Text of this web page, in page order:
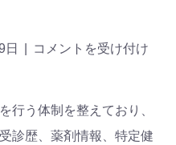
日
コメントを受け付け
行う体制を整えており、
診歴、薬剤情報、特定健